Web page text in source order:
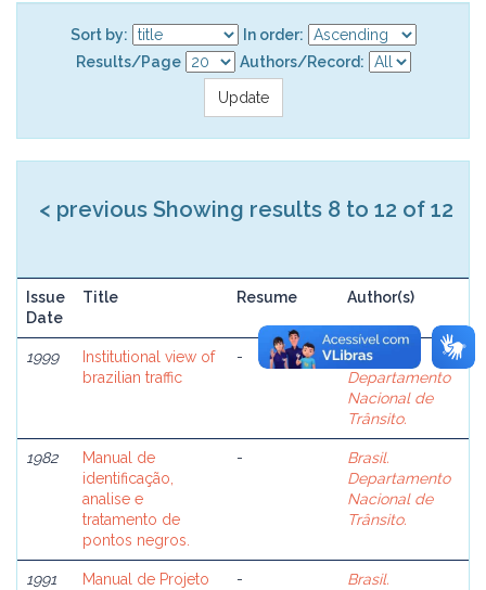
Sort by:
In order:
Results/Page
Authors/Record:
Showing results 8 to 12 of 12
< previous
Issue
Date
Title Resume Author(s)
1999
Institutional view of
brazilian traffic
-
Brasil.
Departamento
Nacional de
Trânsito.
1982
Manual de
identificação,
analise e
tratamento de
pontos negros.
-
Brasil.
Departamento
Nacional de
Trânsito.
1991
Manual de Projeto
-
Brasil.